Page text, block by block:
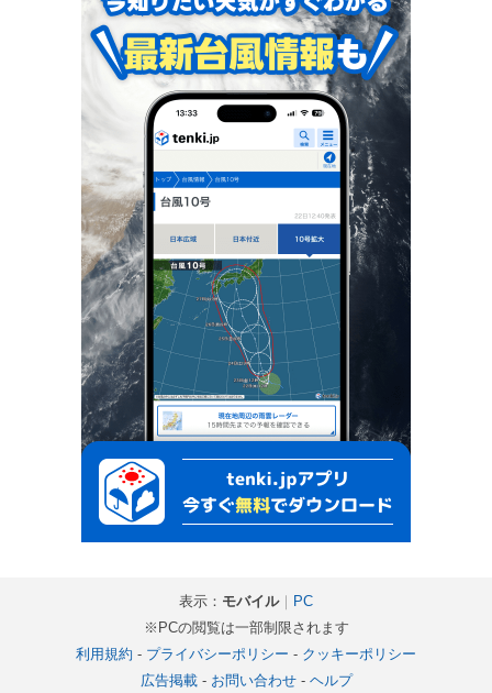
表示： モバイル｜ PC
※PCの閲覧は一部制限されます
利用規約 - プライバシーポリシー - クッキーポリシー
広告掲載- お問い合わせ- ヘルプ